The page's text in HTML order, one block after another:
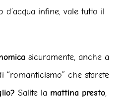
d’acqua infine, vale tutto il
sicuramente, anche a
“romanticismo” che starete
Salite la mattina presto,